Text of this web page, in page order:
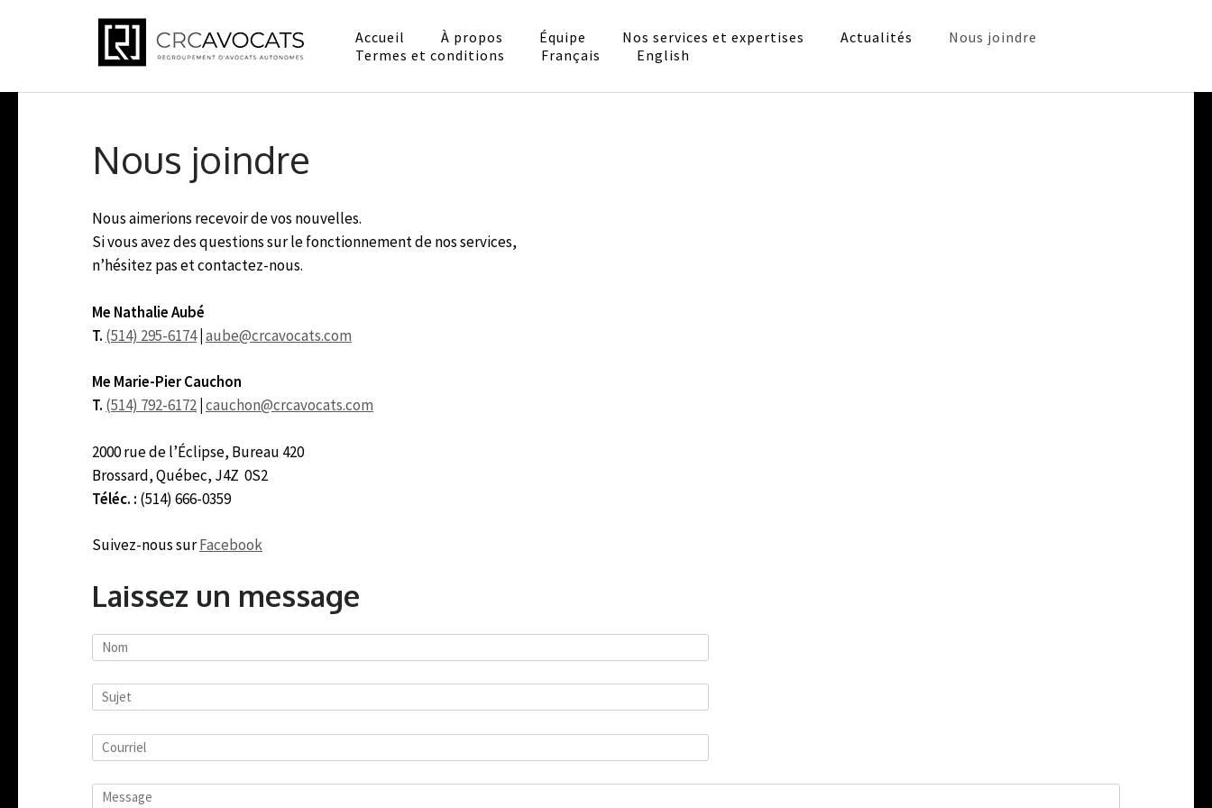
CRC Avocats
Conformité, représentation, conseils
Accueil À propos Équipe Nos services et expertises Actualités
Nous joindre
Termes et conditions
Français English
Nous joindre
Nous aimerions recevoir de vos nouvelles.
Si vous avez des questions sur le fonctionnement de nos services,
n’hésitez pas et contactez-nous.
Me Nathalie Aubé
T. (514) 295-6174|aube@crcavocats.com
Me Marie-Pier Cauchon
T. (514) 792-6172 cauchon@crcavocats.com
2000 rue de l’Éclipse, Bureau 420
Brossard, Québec, J4Z 0S2
Téléc. : (514) 666-0359
Suivez-nous surFacebook
Laissez un message